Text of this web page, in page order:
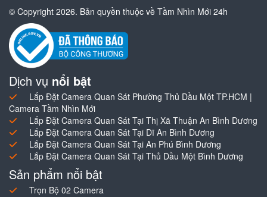
© Copyright 2026. Bản quyền thuộc về Tầm Nhìn Mới 24h
Dịch vụ nổi bật
Lắp Đặt Camera Quan Sát Phường Thủ Dầu Một TP.HCM |
Camera Tầm Nhìn Mới
Lắp Đặt Camera Quan Sát Tại Thị Xã Thuận An Bình Dương
Lắp Đặt Camera Quan Sát Tại Dĩ An Bình Dương
Lắp Đặt Camera Quan Sát Tại An Phú Bình Dương
Lắp Đặt Camera Quan Sát Tại Thủ Dầu Một Bình Dương
Sản phẩm nổi bật
Trọn Bộ 02 Camera